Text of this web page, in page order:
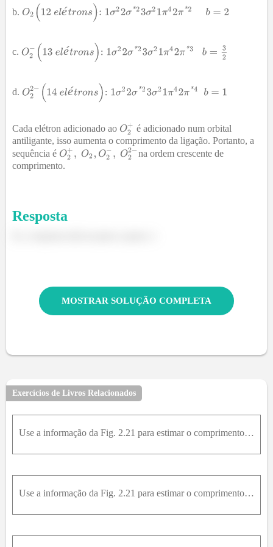
é
é
é
Cada elétron adicionado ao
é adicionado num orbital
antiligante, isso aumenta o comprimento da ligação. Portanto, a
sequência é
na ordem crescente de
comprimento.
Resposta
MOSTRAR SOLUÇÃO COMPLETA
Exercícios de Livros Relacionados
Use a informação da Fig. 2.21 para estimar o comprimento da ligação CO no formaldeído, H2CO.
Use a informação da Fig. 2.21 para estimar o comprimento da ligação CO dimetil-éter, CH3OCH3.